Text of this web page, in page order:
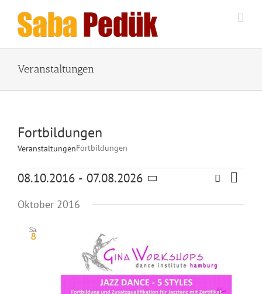
Inhalt
springen
Veranstaltungen
Fortbildungen
VeranstaltungenFortbildungen
Veranstaltungen Suche
Liste
08.10.2016 - 07.08.2026
wählen.
Oktober 2016
Sa.
8